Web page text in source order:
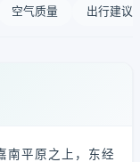
空气质量 出行建议
南平原之上，东经